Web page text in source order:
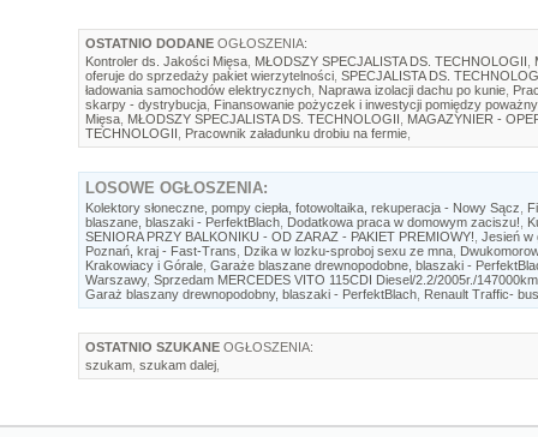
OSTATNIO DODANE OGŁOSZENIA:
Kontroler ds. Jakości Mięsa MŁODSZY SPECJALISTA DS. TECHNOLOGII
oferuje do sprzedaży pakiet wierzytelności SPECJALISTA DS.
ładowania samochodów elektrycznych Naprawa izolacji dachu po kunie
skarpy - dystrybucja Finansowanie pożyczek i inwestycji pomiędzy
Mięsa MŁODSZY SPECJALISTA DS. TECHNOLOGII
MAGAZYNIER -
TECHNOLOGII
Pracownik załadunku drobiu na fermie
LOSOWE OGŁOSZENIA:
Kolektory słoneczne, pompy ciepła, fotowoltaika, rekuperacja - Nowy Sącz
blaszane, blaszaki - PerfektBlach Dodatkowa praca w domowym zaciszu!
SENIORA PRZY BALKONIKU - OD ZARAZ - PAKIET PREMIOWY! Jesień w
Poznań, kraj - Fast-Trans
Dzika w lozku-sproboj sexu ze mna
Krakowiacy i Górale Garaże blaszane drewnopodobne, blaszaki -
Warszawy, Sprzedam MERCEDES VITO 115CDI Diesel/2.2/2005r./147000km
Garaż blaszany drewnopodobny, blaszaki - PerfektBlach Renault Traffic-
OSTATNIO SZUKANE OGŁOSZENIA:
szukam szukam dalej